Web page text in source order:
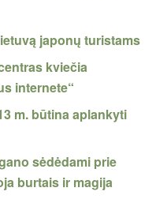
japonų turistams
kviečia
internete“
m. būtina aplankyti
sėdėdami prie
burtais ir magija